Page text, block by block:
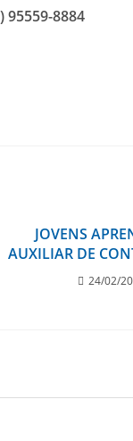
95559-8884
JOVENS
AUXILIAR DE
24/02/